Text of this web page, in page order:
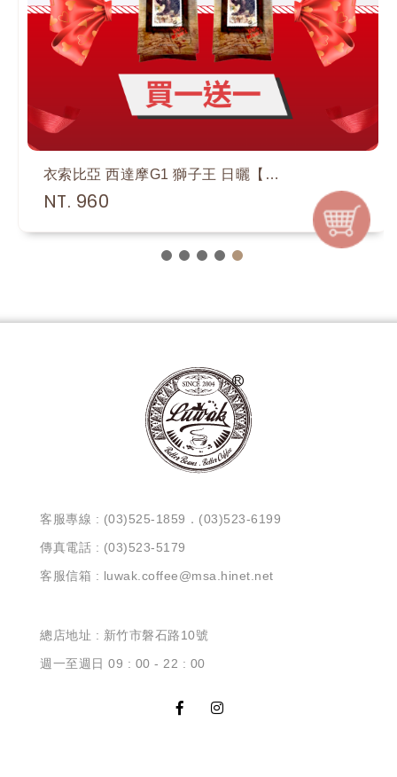
衣索比亞 西達摩G1 獅子王 日曬【買1送1】24
NT. 960
客服專線 : (03)525-1859．(03)523-6199
傳真電話 : (03)523-5179
客服信箱 : luwak.coffee@msa.hinet.net
總店地址 : 新竹市磐石路10號
週一至週日 09 : 00 - 22 : 00